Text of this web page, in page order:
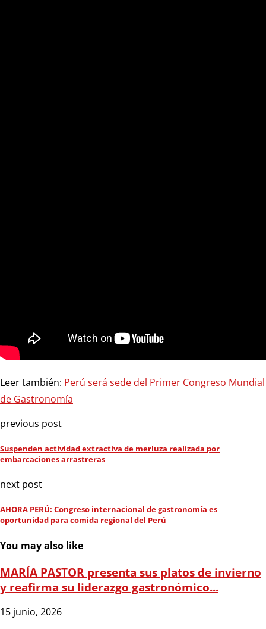
Leer también: Perú será sede del Primer Congreso Mundial
de Gastronomía
previous post
Suspenden actividad extractiva de merluza realizada por
embarcaciones arrastreras
next post
AHORA PERÚ: Congreso internacional de gastronomía es
oportunidad para comida regional del Perú
You may also like
MARÍA PASTOR presenta sus platos de invierno
y reafirma su liderazgo gastronómico...
15 junio, 2026